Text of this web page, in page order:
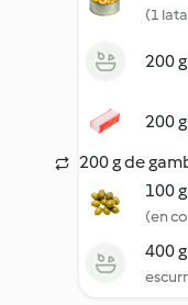
(1
200
200
200 g de
100
(en
400